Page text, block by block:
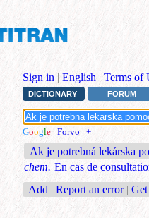
Sign in | English | Terms of
DICTIONARY FORUM
Google | Forvo | +
Ak je potrebná lekárska
chem. En cas de
Add | Report an error |